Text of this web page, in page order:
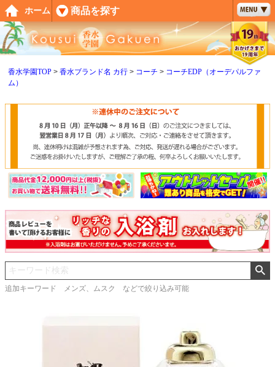
香水学園TOP 香水ブランド名 カ行 コーチ
コーチEDP（オーデパルファ
ム）
追加キーワード メンズ、ムスク などで絞り込み可能
ペー
ジト
ップ
へ
ホーム 商品を探す